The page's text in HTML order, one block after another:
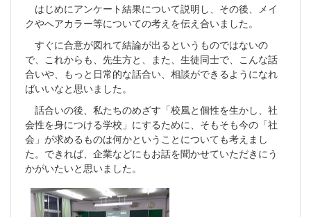
はじめにアンケート結果について説明し、その後、メイ
クやへアカラー等についての考えを伝え合いました。
すぐに合意が図れて結論が出るというものではないの
で、これからも、先生方と、また、生徒同士で、こんな話
合いや、もっと日常的な話合い、相談ができるようになれ
ばいいなと思いました。
話合いの後、私たちのめざす「校風と個性を生かし、社
会性を身につける学校」にするために、そもそも今の「社
会」が求めるものは何かということについても考えまし
た。できれば、企業などにもお話を聞かせていただきにう
かがいたいと思いました。